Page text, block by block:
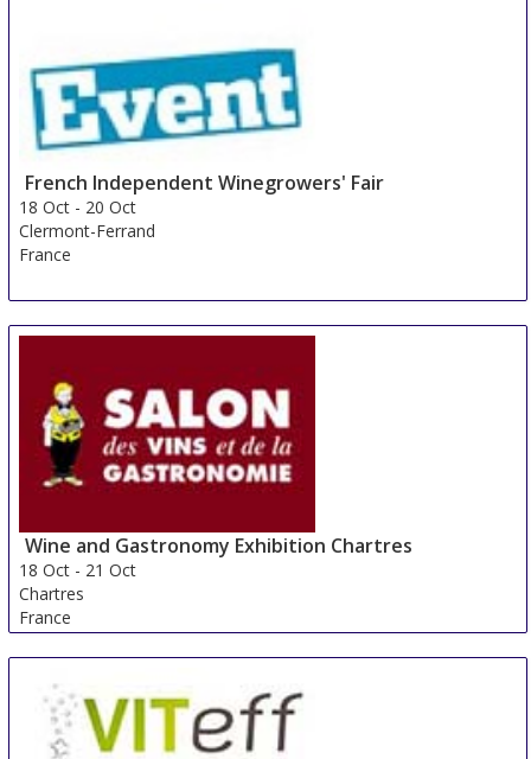
French Independent Winegrowers' Fair
18 Oct - 20 Oct
Clermont-Ferrand
France
Wine and Gastronomy Exhibition Chartres
18 Oct - 21 Oct
Chartres
France